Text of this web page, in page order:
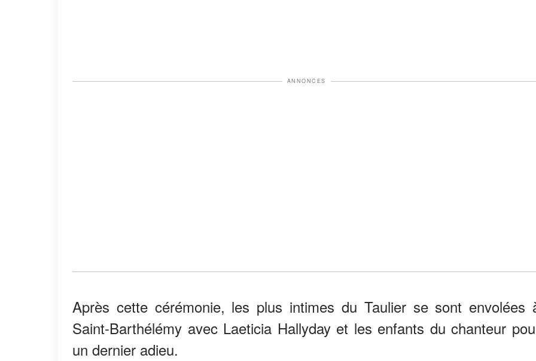
ANNONCES
Après cette cérémonie, les plus intimes du Taulier se sont envolées
Saint-Barthélémy avec Laeticia Hallyday et les enfants du chanteur
un dernier adieu.